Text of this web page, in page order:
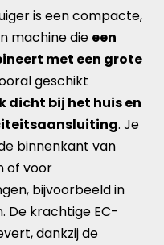
is een compacte,
machine die een
met een grote
geschikt
dicht bij het huis en
. Je
binnenkant van
of voor
bijvoorbeeld in
De krachtige EC-
dankzij de